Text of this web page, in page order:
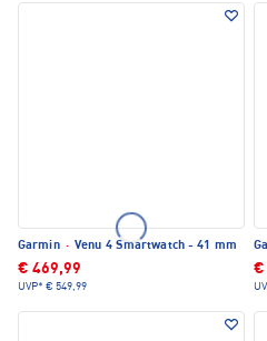
Garmin · Venu 4 Smartwatch - 41 mm
€ 469,99
UVP* € 549,99
€